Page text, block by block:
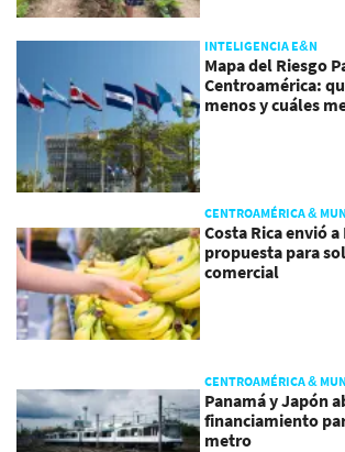
INTELIGENCIA E&N
Mapa del Riesgo
Centroamérica:
menos y cuáles
CENTROAMÉRICA &
Costa Rica envió
propuesta para
comercial
CENTROAMÉRICA &
Panamá y Japón
financiamiento
metro